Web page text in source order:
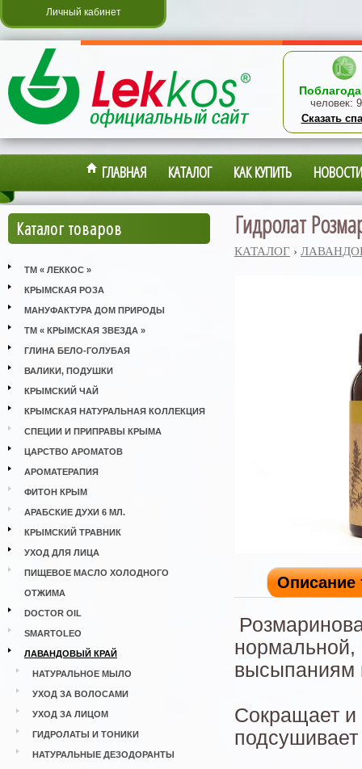
Личный кабинет
человек:
Сказать
ГЛАВНАЯ КАТАЛОГ КАК КУПИТЬ НОВОСТИ
Каталог товаров
ТМ « ЛЕККОС »
КРЫМСКАЯ РОЗА
МАНУФАКТУРА ДОМ ПРИРОДЫ
ТМ « КРЫМСКАЯ ЗВЕЗДА »
ГЛИНА БЕЛО-ГОЛУБАЯ
ВАЛИКИ, ПОДУШКИ
КРЫМСКИЙ ЧАЙ
КРЫМСКАЯ НАТУРАЛЬНАЯ КОЛЛЕКЦИЯ
СПЕЦИИ И ПРИПРАВЫ КРЫМА
ЦАРСТВО АРОМАТОВ
АРОМАТЕРАПИЯ
ФИТОН КРЫМ
АРАБСКИЕ ДУХИ 6 МЛ.
КРЫМСКИЙ ТРАВНИК
УХОД ДЛЯ ЛИЦА
ПИЩЕВОЕ МАСЛО ХОЛОДНОГО
ОТЖИМА
DOCTOR OIL
SMARTOLEO
ЛАВАНДОВЫЙ КРАЙ
НАТУРАЛЬНОЕ МЫЛО
УХОД ЗА ВОЛОСАМИ
УХОД ЗА ЛИЦОМ
ГИДРОЛАТЫ И ТОНИКИ
НАТУРАЛЬНЫЕ ДЕЗОДОРАНТЫ
Гидролат
КАТАЛОГ ›
Описание
нормальной,
высыпаниям
Сокращает